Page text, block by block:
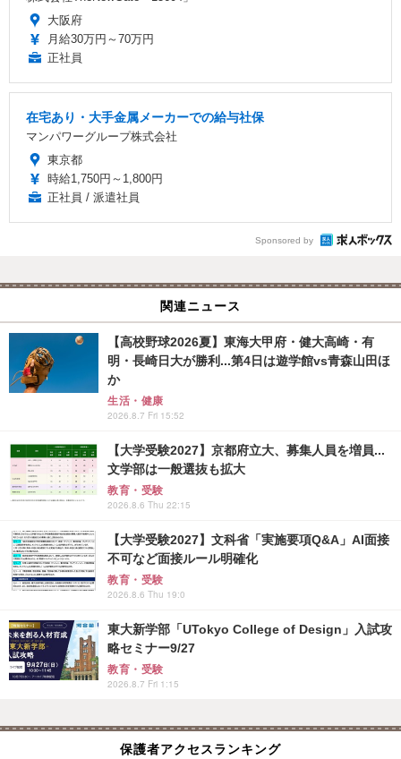
大阪府
月給30万円～70万円
正社員
在宅あり・大手金属メーカーでの給与社保
マンパワーグループ株式会社
東京都
時給1,750円～1,800円
正社員 / 派遣社員
Sponsored by
関連ニュース
【高校野球2026夏】東海大甲府・健大高崎・有
明・長崎日大が勝利...第4日は遊学館vs青森山田ほ
か
生活・健康
2026.8.7 Fri 15:52
【大学受験2027】京都府立大、募集人員を増員...
文学部は一般選抜も拡大
教育・受験
2026.8.6 Thu 22:15
【大学受験2027】文科省「実施要項Q&A」AI面接
不可など面接ルール明確化
教育・受験
2026.8.6 Thu 19:0
東大新学部「UTokyo College of Design」入試攻
略セミナー9/27
教育・受験
2026.8.7 Fri 1:15
保護者アクセスランキング